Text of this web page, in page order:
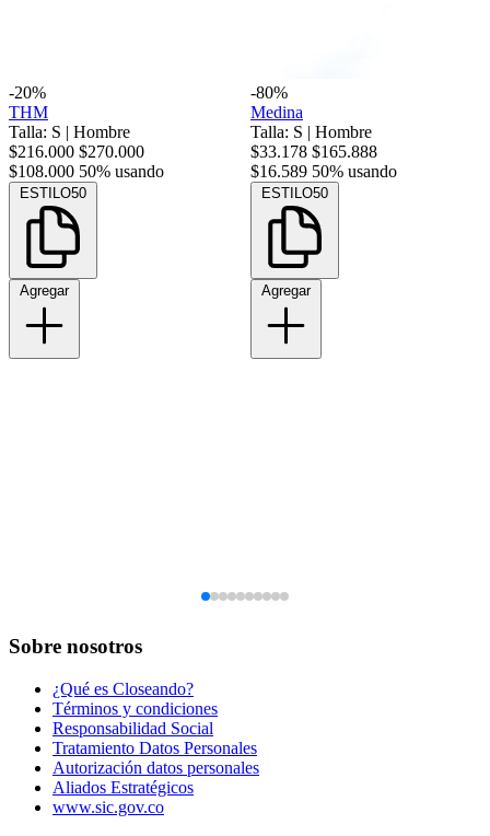
-20%
THM
Talla: S | Hombre
$216.000 $270.000
$108.000 50% usando
ESTILO50
Agregar
-80%
Medina
Talla: S | Hombre
$33.178 $165.888
$16.589 50% usando
ESTILO50
Agregar
Sobre nosotros
¿Qué es Closeando?
Términos y condiciones
Responsabilidad Social
Tratamiento Datos Personales
Autorización datos personales
Aliados Estratégicos
www.sic.gov.co